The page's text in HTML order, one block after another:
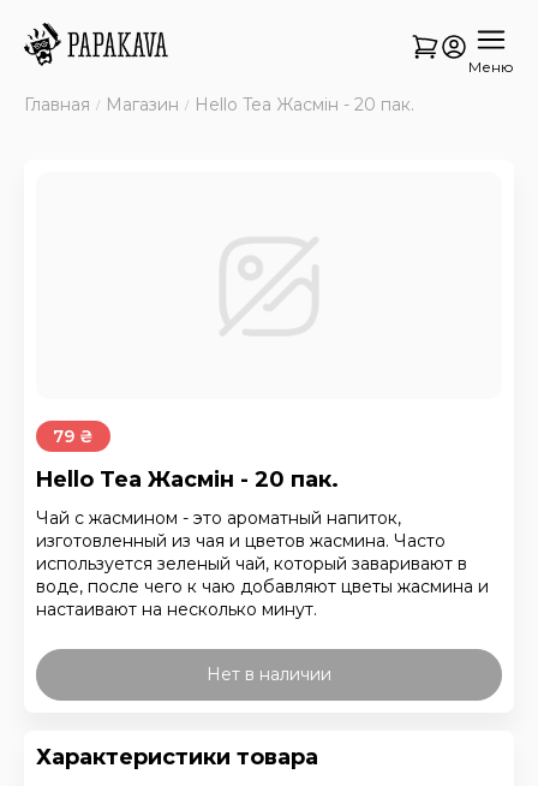
Меню
Главная Магазин Hello Tea Жасмін - 20 пак.
79 ₴
Hello Tea Жасмін - 20 пак.
Чай с жасмином - это ароматный напиток,
изготовленный из чая и цветов жасмина. Часто
используется зеленый чай, который заваривают в
воде, после чего к чаю добавляют цветы жасмина и
настаивают на несколько минут.
Нет в наличии
Характеристики товара